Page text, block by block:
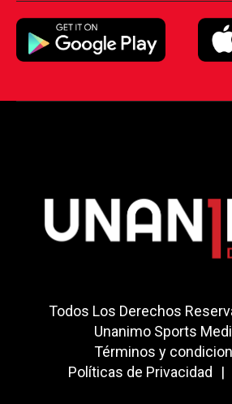
Todos Los Derechos
Unanimo Sports
Términos y
Políticas de Privacidad